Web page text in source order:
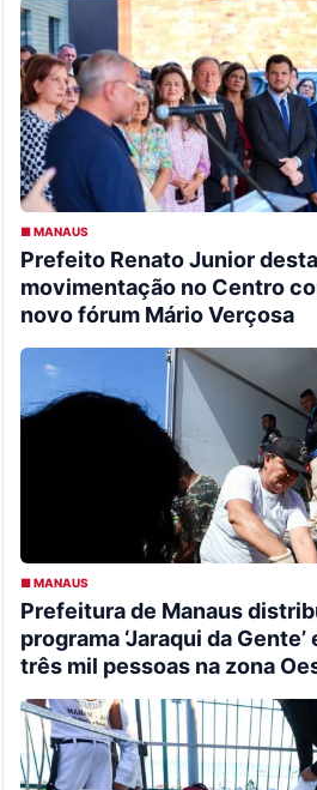
■ MANAUS
Prefeito Renato Junior
movimentação no Centro
novo fórum Mário Verçosa
■ MANAUS
Prefeitura de Manaus
programa ‘Jaraqui da
três mil pessoas na zona